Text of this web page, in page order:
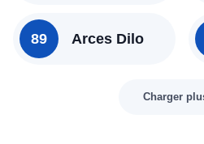
89 Arces Dilo
Charger